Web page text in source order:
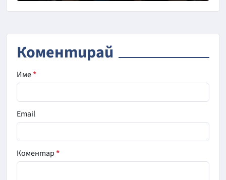
Коментирай
Име*
Email
Коментар*